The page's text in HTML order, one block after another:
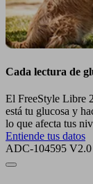
Cada lectura de
El FreeStyle Libre
está tu glucosa y
lo que afecta tus
Entiende tus datos
ADC-104595 V2.0